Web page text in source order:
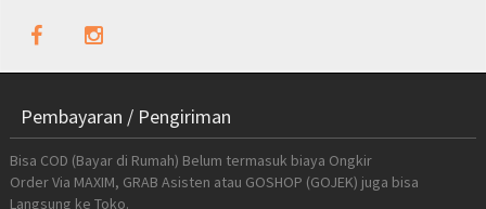
Pembayaran / Pengiriman
Bisa COD (Bayar di Rumah) Belum termasuk biaya Ongkir
Order Via MAXIM, GRAB Asisten atau GOSHOP (GOJEK) juga bisa
Langsung ke Toko.